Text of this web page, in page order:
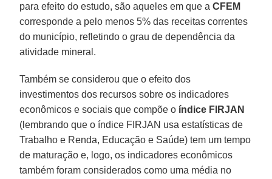
para efeito do estudo, são aqueles em que aCFEM
corresponde a pelo menos 5% das receitas correntes
do município, refletindo o grau de dependência da
atividade mineral.
Também se considerou que o efeito dos
investimentos dos recursos sobre os indicadores
econômicos e sociais que compõe o índice FIRJAN
(lembrando que o índice FIRJAN usa estatísticas de
Trabalho e Renda, Educação e Saúde) tem um tempo
de maturação e, logo, os indicadores econômicos
também foram considerados como uma média no